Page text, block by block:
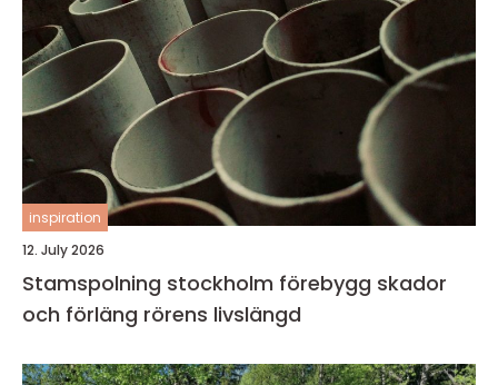
inspiration
12. July 2026
Stamspolning stockholm förebygg skador
och förläng rörens livslängd